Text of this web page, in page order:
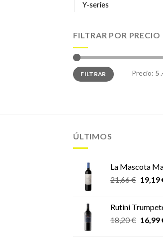
Y-series
FILTRAR POR PRECIO
Precio
mínimo
Precio
máximo
FILTRAR Precio: 5
ÚLTIMOS
La Mascota
21,66€ El
era:
21,66
19,19
Rutini
18,20€ El
16,99